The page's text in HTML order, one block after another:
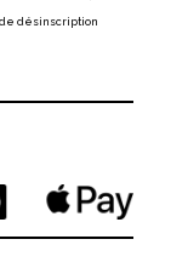
désinscription